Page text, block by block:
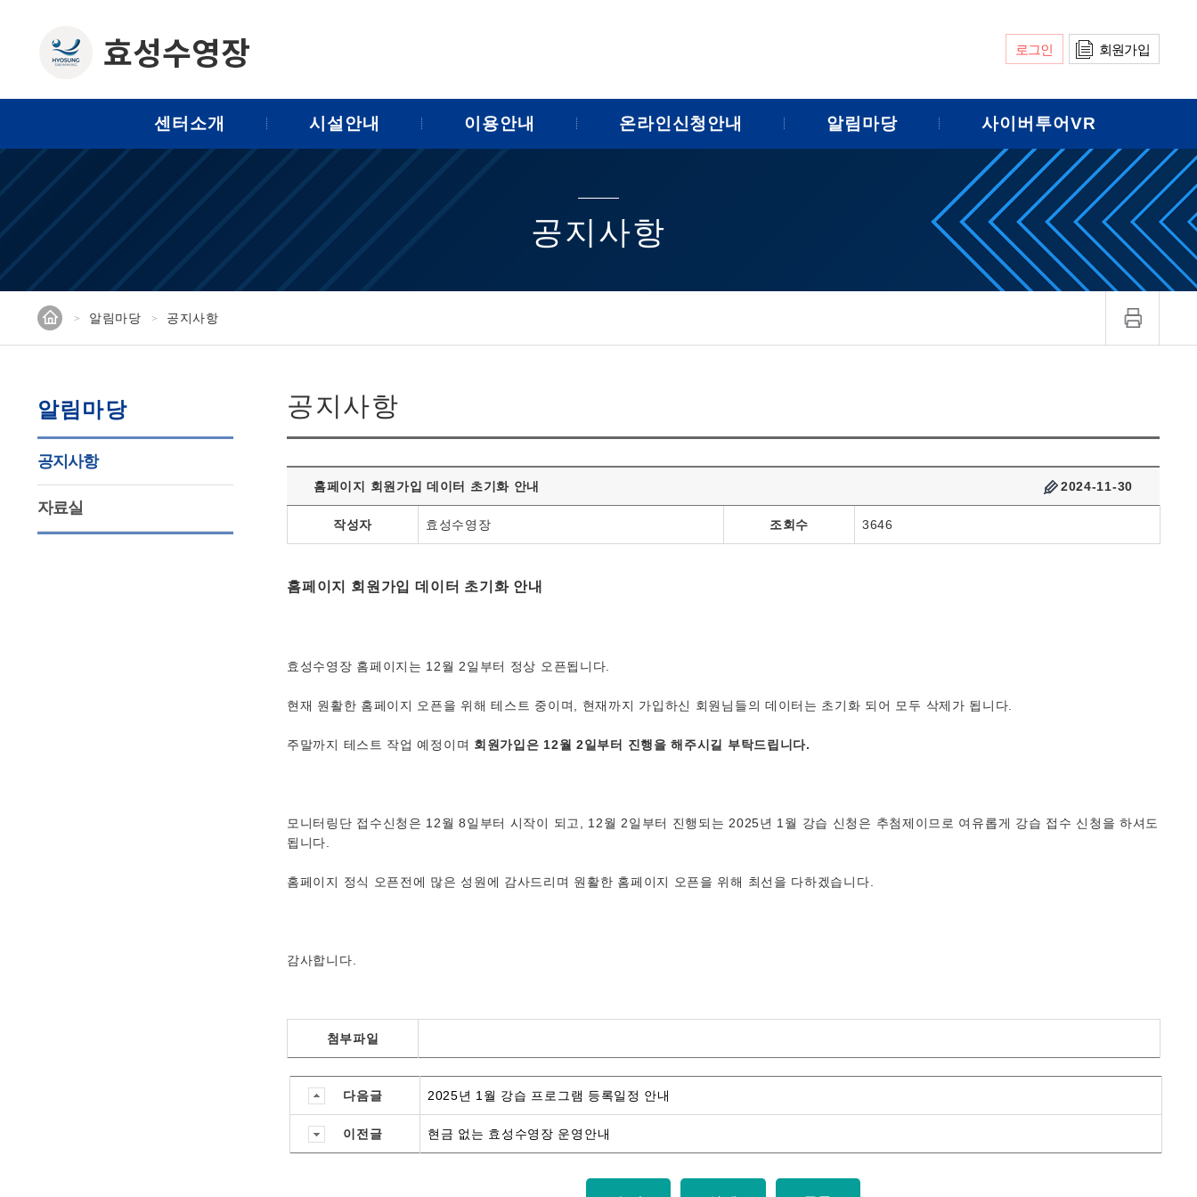
로그인 회원가입
센터소개 시설안내 이용안내 온라인신청안내 알림마당 사이버투어VR
공지사항
홈 알림마당 공지사항
알림마당
공지사항
자료실
공지사항
홈페이지 회원가입 데이터 초기화 안내 2024-11-30
작성자 효성수영장 조회수 3646
홈페이지 회원가입 데이터 초기화 안내
효성수영장 홈페이지는 12월 2일부터 정상 오픈됩니다.
현재 원활한 홈페이지 오픈을 위해 테스트 중이며, 현재까지 가입하신 회원님들의 데이터는 초기화 되어 모두 삭제가 됩니다.
주말까지 테스트 작업 예정이며 회원가입은 12월 2일부터 진행을 해주시길 부탁드립니다.
모니터링단 접수신청은 12월 8일부터 시작이 되고, 12월 2일부터 진행되는 2025년 1월 강습 신청은 추첨제이므로 여유롭게 강습 접수 신청을 하셔도
됩니다.
홈페이지 정식 오픈전에 많은 성원에 감사드리며 원활한 홈페이지 오픈을 위해 최선을 다하겠습니다.
감사합니다.
첨부파일
다음글 2025년 1월 강습 프로그램 등록일정 안내
이전글 현금 없는 효성수영장 운영안내